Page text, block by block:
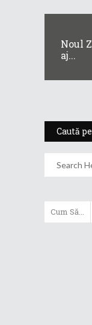
Noul
aj...
Caută
Cum Să...